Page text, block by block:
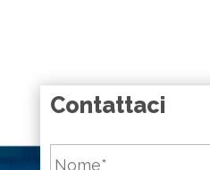
Contattaci
Nome *